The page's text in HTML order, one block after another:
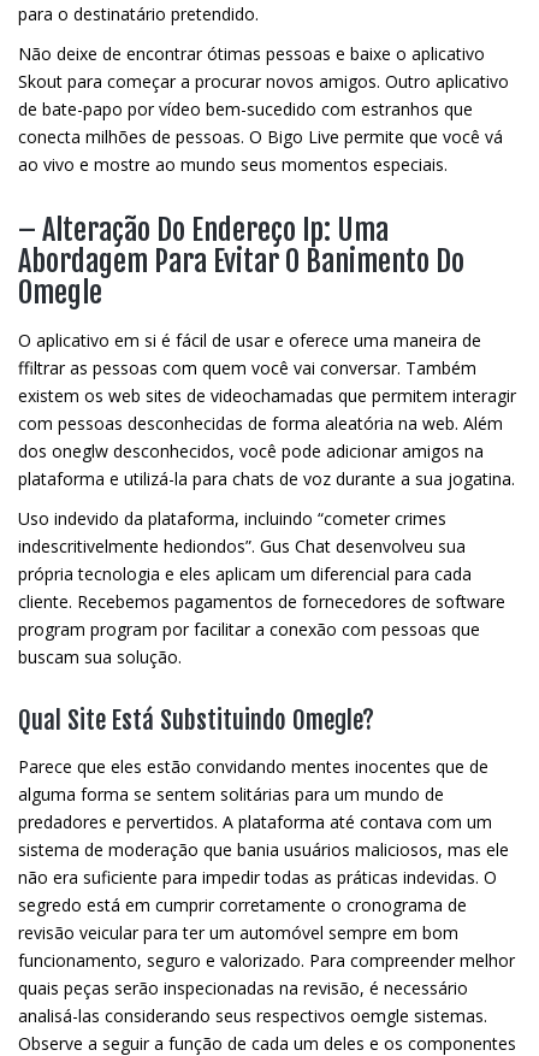
para o destinatário pretendido.
Não deixe de encontrar ótimas pessoas e baixe o aplicativo
Skout para começar a procurar novos amigos. Outro aplicativo
de bate-papo por vídeo bem-sucedido com estranhos que
conecta milhões de pessoas. O Bigo Live permite que você vá
ao vivo e mostre ao mundo seus momentos especiais.
– Alteração Do Endereço Ip: Uma
Abordagem Para Evitar O Banimento Do
Omegle
O aplicativo em si é fácil de usar e oferece uma maneira de
ffiltrar as pessoas com quem você vai conversar. Também
existem os web sites de videochamadas que permitem interagir
com pessoas desconhecidas de forma aleatória na web. Além
dos oneglw desconhecidos, você pode adicionar amigos na
plataforma e utilizá-la para chats de voz durante a sua jogatina.
Uso indevido da plataforma, incluindo “cometer crimes
indescritivelmente hediondos”. Gus Chat desenvolveu sua
própria tecnologia e eles aplicam um diferencial para cada
cliente. Recebemos pagamentos de fornecedores de software
program program por facilitar a conexão com pessoas que
buscam sua solução.
Qual Site Está Substituindo Omegle?
Parece que eles estão convidando mentes inocentes que de
alguma forma se sentem solitárias para um mundo de
predadores e pervertidos. A plataforma até contava com um
sistema de moderação que bania usuários maliciosos, mas ele
não era suficiente para impedir todas as práticas indevidas. O
segredo está em cumprir corretamente o cronograma de
revisão veicular para ter um automóvel sempre em bom
funcionamento, seguro e valorizado. Para compreender melhor
quais peças serão inspecionadas na revisão, é necessário
analisá-las considerando seus respectivos oemgle sistemas.
Observe a seguir a função de cada um deles e os componentes